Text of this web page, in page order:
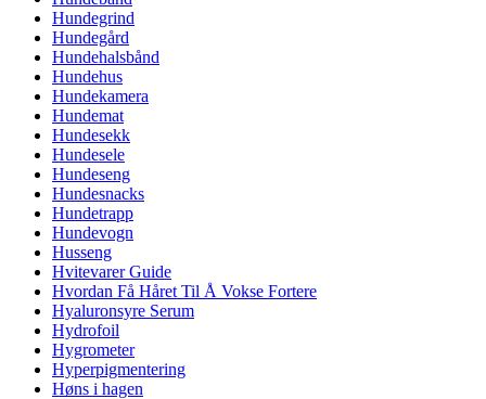
Hundegrind
Hundegård
Hundehalsbånd
Hundehus
Hundekamera
Hundemat
Hundesekk
Hundesele
Hundeseng
Hundesnacks
Hundetrapp
Hundevogn
Husseng
Hvitevarer Guide
Hvordan Få Håret Til Å Vokse Fortere
Hyaluronsyre Serum
Hydrofoil
Hygrometer
Hyperpigmentering
Høns i hagen